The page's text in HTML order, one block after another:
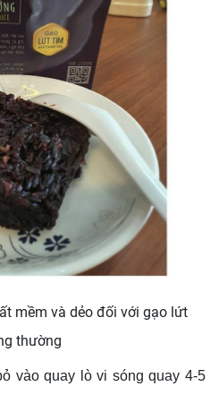
mềm và dẻo đối với gạo lứt
thường
vào quay lò vi sóng quay 4-5